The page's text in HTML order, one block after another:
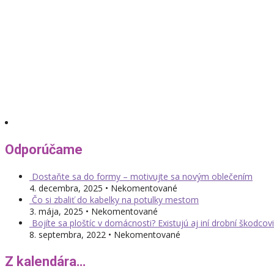
Odporúčame
Dostaňte sa do formy – motivujte sa novým oblečením
4. decembra, 2025 • Nekomentované
Čo si zbaliť do kabelky na potulky mestom
3. mája, 2025 • Nekomentované
Bojíte sa ploštíc v domácnosti? Existujú aj iní drobní
8. septembra, 2022 • Nekomentované
Z kalendára…